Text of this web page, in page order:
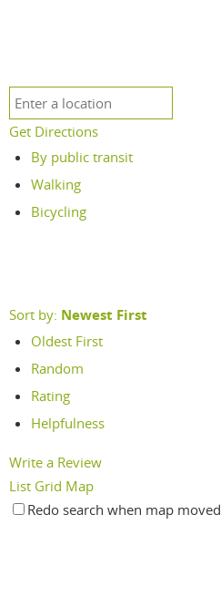
Get Directions
By public transit
Walking
Bicycling
Sort by: Newest First
Oldest First
Random
Rating
Helpfulness
Write a Review
List Grid Map
Redo search when map moved